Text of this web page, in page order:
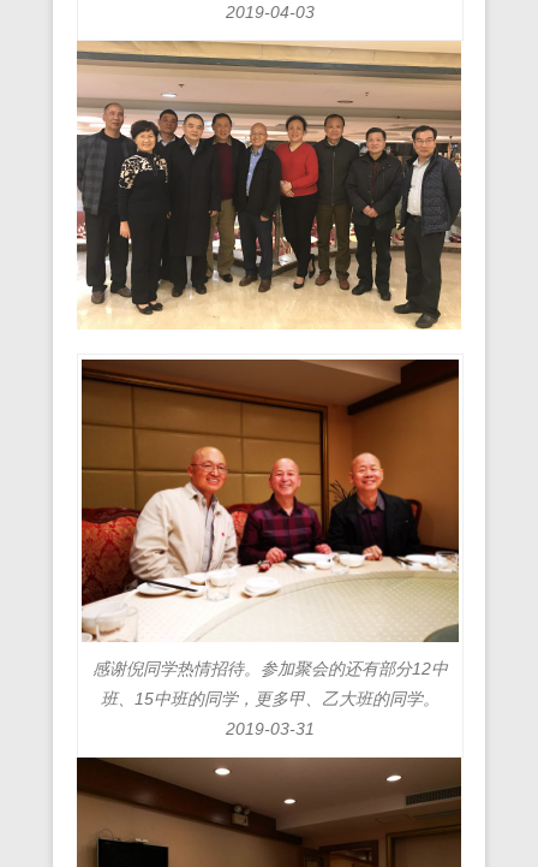
2019-04-03
感谢倪同学热情招待。参加聚会的还有部分12中
班、15中班的同学，更多甲、乙大班的同学。
2019-03-31